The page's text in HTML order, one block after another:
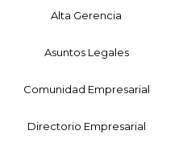
Alta Gerencia
Asuntos Legales
Comunidad Empresarial
Directorio Empresarial